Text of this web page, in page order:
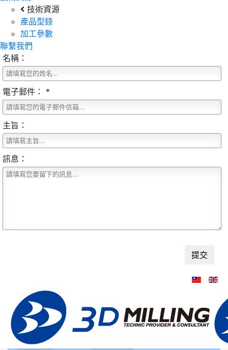
技術資源
產品型錄
加工參數
聯繫我們
名稱：
電子郵件： *
主旨：
訊息：
提交